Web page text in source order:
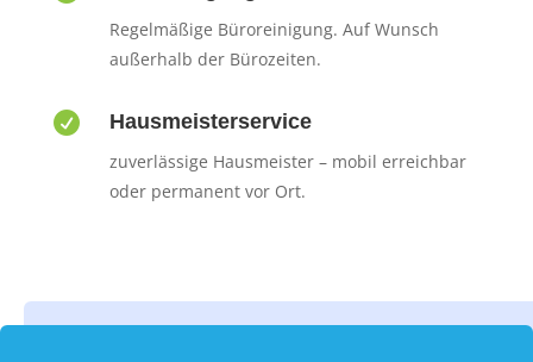
Regelmäßige Büroreinigung. Auf Wunsch
außerhalb der Bürozeiten.
 Hausmeisterservice
zuverlässige Hausmeister – mobil erreichbar
oder permanent vor Ort.